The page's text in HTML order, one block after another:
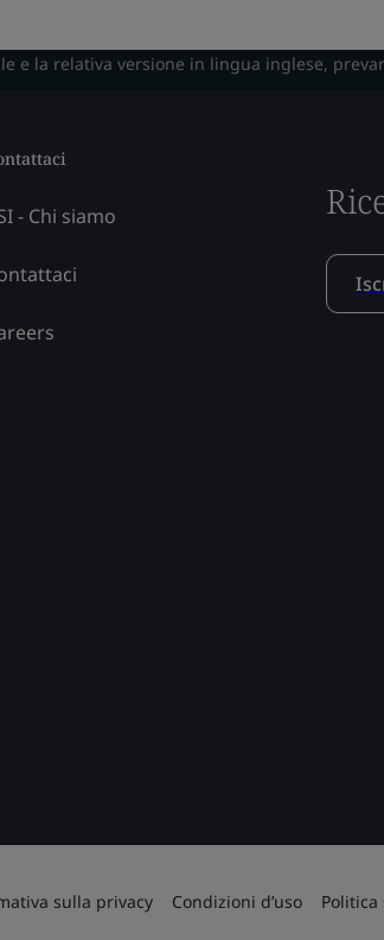
e la relativa versione in lingua inglese,
- Chi siamo
sulla privacy Condizioni d’uso Politica